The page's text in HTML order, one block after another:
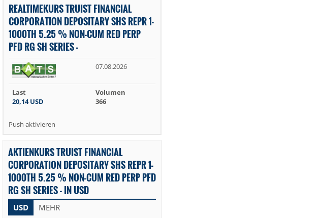
REALTIMEKURS TRUIST FINANCIAL
CORPORATION DEPOSITARY SHS REPR 1-
1000TH 5.25 % NON-CUM RED PERP
PFD RG SH SERIES -
07.08.2026
Last
20,14 USD
Volumen
366
Push aktivieren
AKTIENKURS TRUIST FINANCIAL
CORPORATION DEPOSITARY SHS REPR 1-
1000TH 5.25 % NON-CUM RED PERP PFD
RG SH SERIES - IN USD
USD MEHR